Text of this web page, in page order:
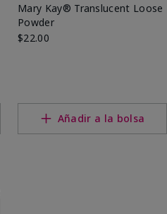
Mary Kay® Translucent Loose
Powder
$22.00
Añadir a la bolsa